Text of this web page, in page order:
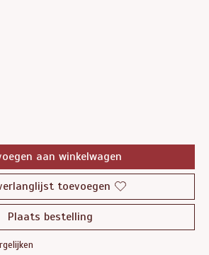
aan winkelwagen
toevoegen
Plaats bestelling